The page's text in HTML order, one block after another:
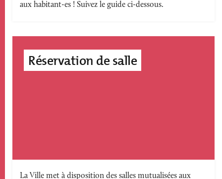
aux habitant-es ! Suivez le guide ci-dessous.
Réservation de salle
Texte
La Ville met à disposition des salles mutualisées aux